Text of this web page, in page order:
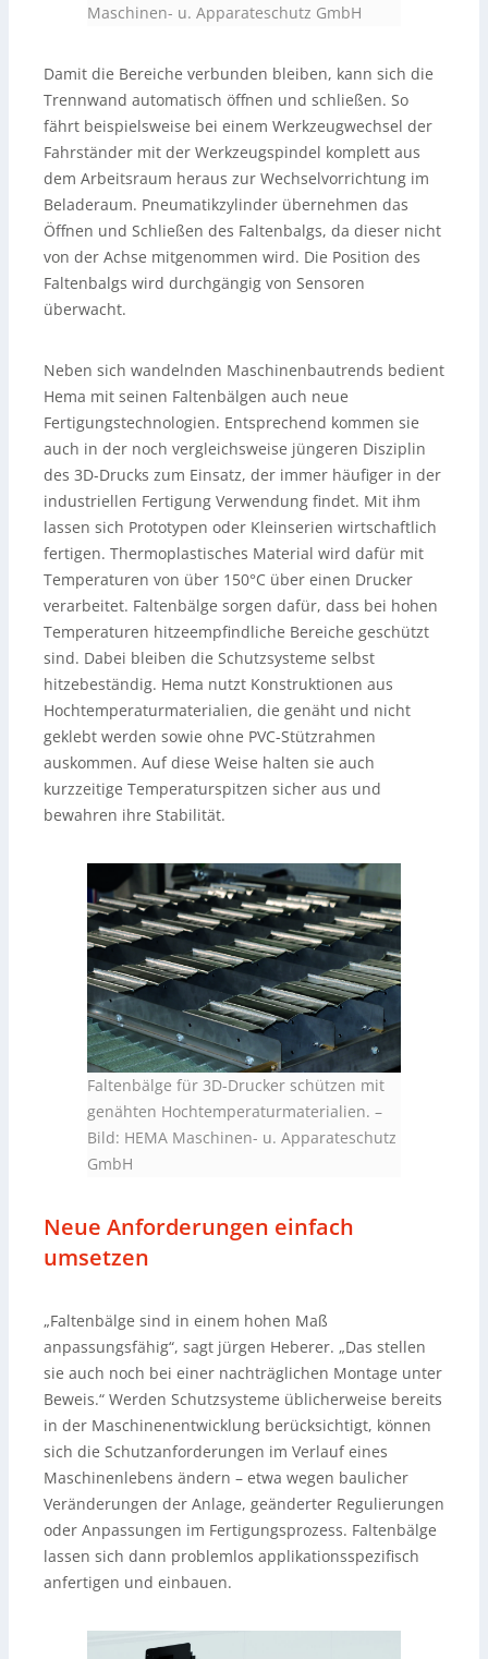
Maschinen- u. Apparateschutz GmbH
Damit die Bereiche verbunden bleiben, kann sich die
Trennwand automatisch öffnen und schließen. So
fährt beispielsweise bei einem Werkzeugwechsel der
Fahrständer mit der Werkzeugspindel komplett aus
dem Arbeitsraum heraus zur Wechselvorrichtung im
Beladeraum. Pneumatikzylinder übernehmen das
Öffnen und Schließen des Faltenbalgs, da dieser nicht
von der Achse mitgenommen wird. Die Position des
Faltenbalgs wird durchgängig von Sensoren
überwacht.
Neben sich wandelnden Maschinenbautrends bedient
Hema mit seinen Faltenbälgen auch neue
Fertigungstechnologien. Entsprechend kommen sie
auch in der noch vergleichsweise jüngeren Disziplin
des 3D-Drucks zum Einsatz, der immer häufiger in der
industriellen Fertigung Verwendung findet. Mit ihm
lassen sich Prototypen oder Kleinserien wirtschaftlich
fertigen. Thermoplastisches Material wird dafür mit
Temperaturen von über 150°C über einen Drucker
verarbeitet. Faltenbälge sorgen dafür, dass bei hohen
Temperaturen hitzeempfindliche Bereiche geschützt
sind. Dabei bleiben die Schutzsysteme selbst
hitzebeständig. Hema nutzt Konstruktionen aus
Hochtemperaturmaterialien, die genäht und nicht
geklebt werden sowie ohne PVC-Stützrahmen
auskommen. Auf diese Weise halten sie auch
kurzzeitige Temperaturspitzen sicher aus und
bewahren ihre Stabilität.
Faltenbälge für 3D-Drucker schützen mit
genähten Hochtemperaturmaterialien. –
Bild: HEMA Maschinen- u. Apparateschutz
GmbH
Neue Anforderungen einfach
umsetzen
„Faltenbälge sind in einem hohen Maß
anpassungsfähig“, sagt jürgen Heberer. „Das stellen
sie auch noch bei einer nachträglichen Montage unter
Beweis.“ Werden Schutzsysteme üblicherweise bereits
in der Maschinenentwicklung berücksichtigt, können
sich die Schutzanforderungen im Verlauf eines
Maschinenlebens ändern – etwa wegen baulicher
Veränderungen der Anlage, geänderter Regulierungen
oder Anpassungen im Fertigungsprozess. Faltenbälge
lassen sich dann problemlos applikationsspezifisch
anfertigen und einbauen.